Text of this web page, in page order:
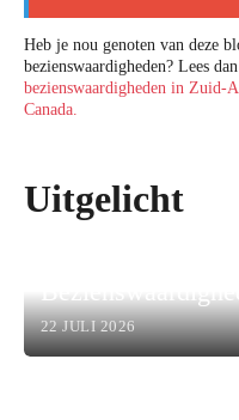
Heb je nou genoten van deze
bezienswaardigheden? Lees
bezienswaardigheden in Zuid-
Canada.
Uitgelicht
22 JULI 2026